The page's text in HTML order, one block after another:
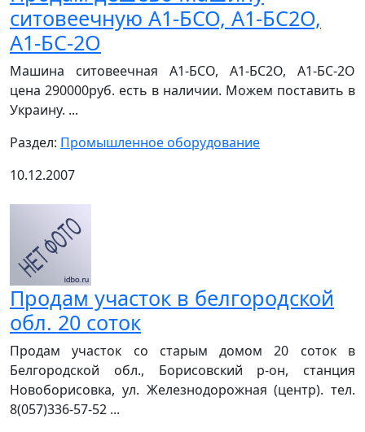
ситовеечную А1-БСО, А1-БС2О,
А1-БС-2О
Машина ситовеечная А1-БСО, А1-БС2О, А1-БС-2О
цена 290000руб. есть в наличии. Можем поставить в
Украину. ...
Раздел: Промышленное оборудование
10.12.2007
Продам участок в белгородской
обл. 20 соток
Продам участок со старым домом 20 соток в
Белгородской обл., Борисовский р-он, станция
Новоборисовка, ул. Железнодорожная (центр). тел.
8(057)336-57-52 ...